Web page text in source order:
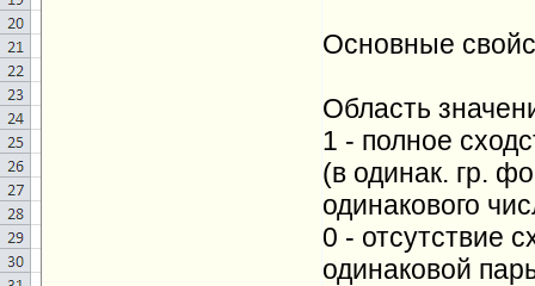
Основные
Область
1 - полное
(в одинак. гр.
одинакового
0 - отсутствие
одинаковой